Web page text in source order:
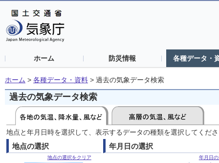
ホーム 防災情報 各種データ・
ホーム > 各種データ・資料 > 過去の気象データ検索
過去の気象データ検索
地点と年月日時を選択して、表示するデータの種類を選択してくだ
地点の選択
地点の選択をクリア
年月日の選択
年月日